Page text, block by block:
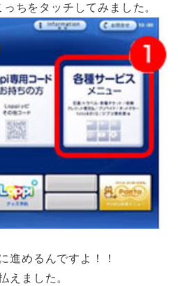
ちをタッチしてみました。
進めるんですよ！！
えました。